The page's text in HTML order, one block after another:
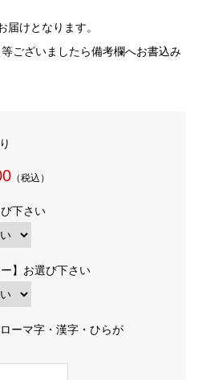
届けとなります。
ございましたら備考欄へお書込み
（税込）
び下さい
】お選び下さい
ーマ字・漢字・ひらが